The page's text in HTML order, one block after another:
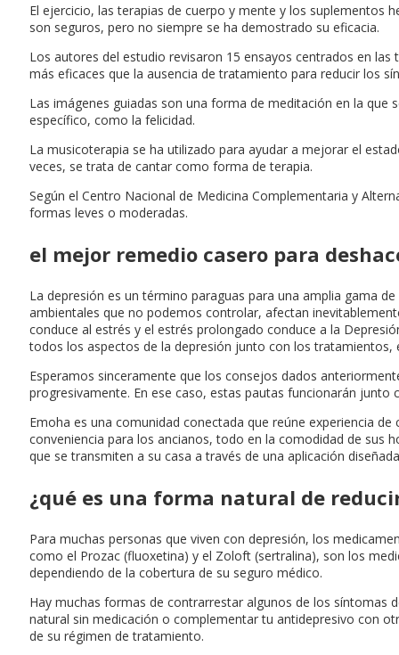
El ejercicio, las terapias de cuerpo y mente y los suplementos
son seguros, pero no siempre se ha demostrado su eficacia.
Los autores del estudio revisaron 15 ensayos centrados en
más eficaces que la ausencia de tratamiento para reducir los
Las imágenes guiadas son una forma de meditación en la
específico, como la felicidad.
La musicoterapia se ha utilizado para ayudar a mejorar el
veces, se trata de cantar como forma de terapia.
Según el Centro Nacional de Medicina Complementaria y
formas leves o moderadas.
el mejor remedio casero para
La depresión es un término paraguas para una amplia gama
ambientales que no podemos controlar, afectan
conduce al estrés y el estrés prolongado conduce a la
todos los aspectos de la depresión junto con los
Esperamos sinceramente que los consejos dados
progresivamente. En ese caso, estas pautas funcionarán junto
Emoha es una comunidad conectada que reúne experiencia
conveniencia para los ancianos, todo en la comodidad de sus
que se transmiten a su casa a través de una aplicación
¿qué es una forma natural de
Para muchas personas que viven con depresión, los
como el Prozac (fluoxetina) y el Zoloft (sertralina), son los
dependiendo de la cobertura de su seguro médico.
Hay muchas formas de contrarrestar algunos de los síntomas
natural sin medicación o complementar tu antidepresivo con
de su régimen de tratamiento.